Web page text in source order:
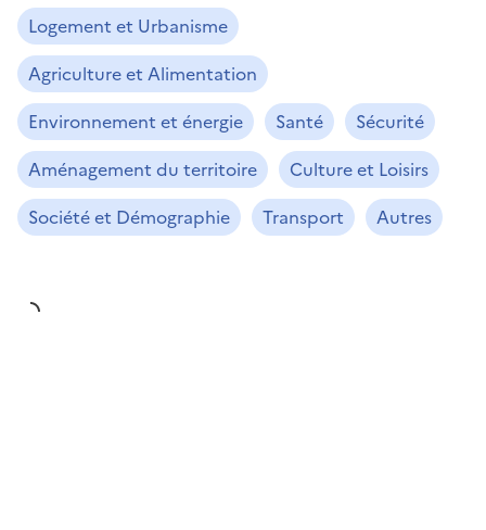
Logement et Urbanisme
Agriculture et Alimentation
Environnement et énergie
Santé
Sécurité
Aménagement du territoire
Culture et Loisirs
Société et Démographie
Transport Autres